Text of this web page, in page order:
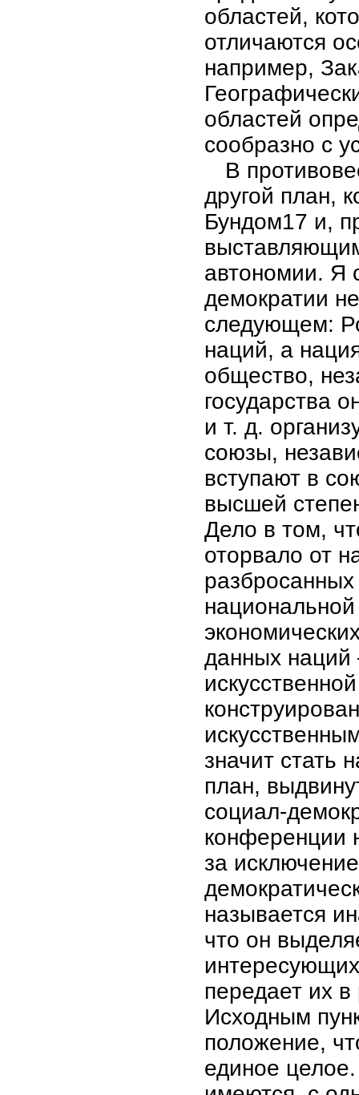
областей,
отличаются
например,
областей
сообразно с
В
другой план,
Бундом17 и,
автономии. Я
демократии
следующем:
наций, а
общество,
государства
и т. д.
союзы,
вступают в
высшей
Дело в том,
оторвало от
данных наций
значит стать
план,
социал-
конференции
за
называется
что он
передает их
Исходным
положение,
единое